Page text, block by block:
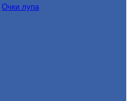
Очки лупа